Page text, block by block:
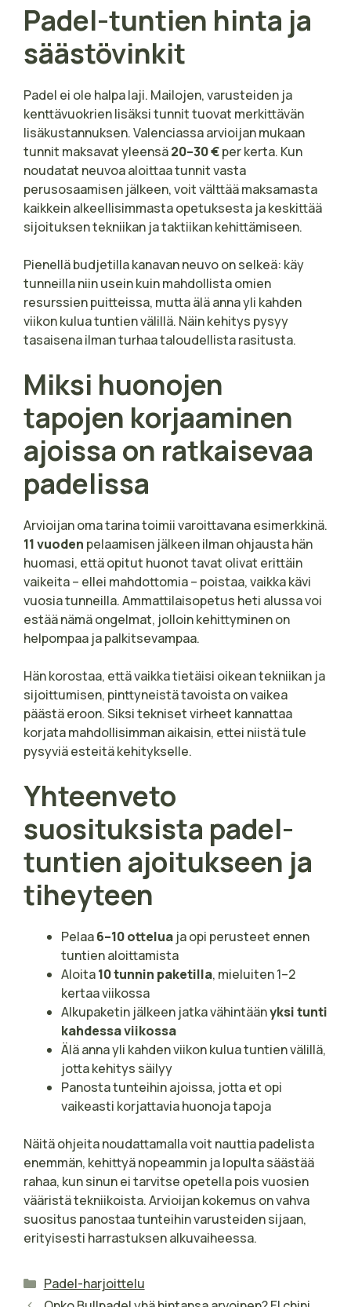
Padel-tuntien hinta ja
säästövinkit
Padel ei ole halpa laji. Mailojen, varusteiden ja
kenttävuokrien lisäksi tunnit tuovat merkittävän
lisäkustannuksen. Valenciassa arvioijan mukaan
tunnit maksavat yleensä20–30 €per kerta. Kun
noudatat neuvoa aloittaa tunnit vasta
perusosaamisen jälkeen, voit välttää maksamasta
kaikkein alkeellisimmasta opetuksesta ja keskittää
sijoituksen tekniikan ja taktiikan kehittämiseen.
Pienellä budjetilla kanavan neuvo on selkeä: käy
tunneilla niin usein kuin mahdollista omien
resurssien puitteissa, mutta älä anna yli kahden
viikon kulua tuntien välillä. Näin kehitys pysyy
tasaisena ilman turhaa taloudellista rasitusta.
Miksi huonojen
tapojen korjaaminen
ajoissa on ratkaisevaa
padelissa
Arvioijan oma tarina toimii varoittavana esimerkkinä.
11 vuoden pelaamisen jälkeen ilman ohjausta hän
huomasi, että opitut huonot tavat olivat erittäin
vaikeita – ellei mahdottomia – poistaa, vaikka kävi
vuosia tunneilla. Ammattilaisopetus heti alussa voi
estää nämä ongelmat, jolloin kehittyminen on
helpompaa ja palkitsevampaa.
Hän korostaa, että vaikka tietäisi oikean tekniikan ja
sijoittumisen, pinttyneistä tavoista on vaikea
päästä eroon. Siksi tekniset virheet kannattaa
korjata mahdollisimman aikaisin, ettei niistä tule
pysyviä esteitä kehitykselle.
Yhteenveto
suosituksista padel-
tuntien ajoitukseen ja
tiheyteen
Pelaa6–10 ottelua ja opi perusteet ennen
tuntien aloittamista
Aloita10 tunnin paketilla, mieluiten 1–2
kertaa viikossa
Alkupaketin jälkeen jatka vähintäänyksi tunti
kahdessa viikossa
Älä anna yli kahden viikon kulua tuntien välillä,
jotta kehitys säilyy
Panosta tunteihin ajoissa, jotta et opi
vaikeasti korjattavia huonoja tapoja
Näitä ohjeita noudattamalla voit nauttia padelista
enemmän, kehittyä nopeammin ja lopulta säästää
rahaa, kun sinun ei tarvitse opetella pois vuosien
vääristä tekniikoista. Arvioijan kokemus on vahva
suositus panostaa tunteihin varusteiden sijaan,
erityisesti harrastuksen alkuvaiheessa.
Kategoriat
Padel-harjoittelu